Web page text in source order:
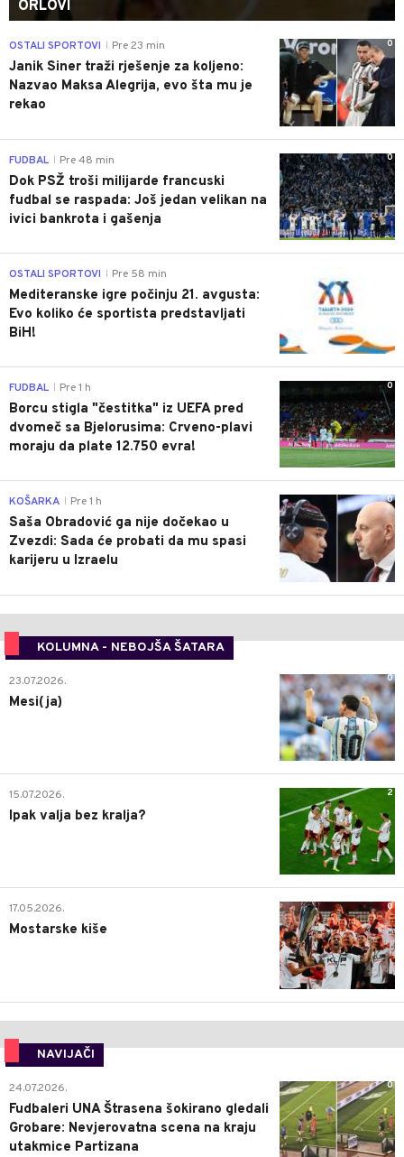
ORLOVI
0
OSTALI SPORTOVI Pre 23 min
Janik Siner traži rješenje za koljeno:
Nazvao Maksa Alegrija, evo šta mu je
rekao
0
FUDBAL Pre 48 min
Dok PSŽ troši milijarde francuski
fudbal se raspada: Još jedan velikan na
ivici bankrota i gašenja
OSTALI SPORTOVI Pre 58 min
Mediteranske igre počinju 21. avgusta:
Evo koliko će sportista predstavljati
BiH!
0
FUDBAL Pre 1 h
Borcu stigla "čestitka" iz UEFA pred
dvomeč sa Bjelorusima: Crveno-plavi
moraju da plate 12.750 evra!
0
KOŠARKA Pre 1 h
Saša Obradović ga nije dočekao u
Zvezdi: Sada će probati da mu spasi
karijeru u Izraelu
KOLUMNA - NEBOJŠA ŠATARA
0
23.07.2026.
Mesi(ja)
2
15.07.2026.
Ipak valja bez kralja?
0
17.05.2026.
Mostarske kiše
NAVIJAČI
0
24.07.2026.
Fudbaleri UNA Štrasena šokirano gledali
Grobare: Nevjerovatna scena na kraju
utakmice Partizana